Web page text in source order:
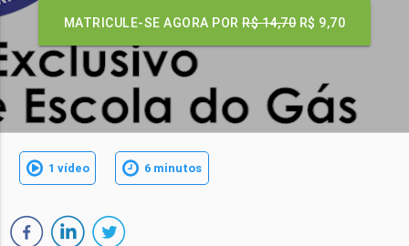
MATRICULE-SE AGORA PORR$ 14,70 R$ 9,70
1 vídeo 6 minutos